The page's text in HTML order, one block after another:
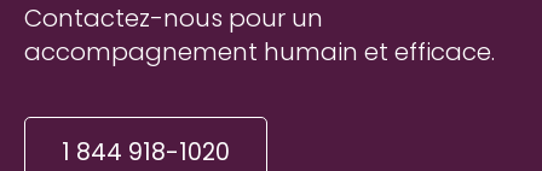
Contactez-nous pour un
accompagnement humain et efficace.
1 844 918-1020